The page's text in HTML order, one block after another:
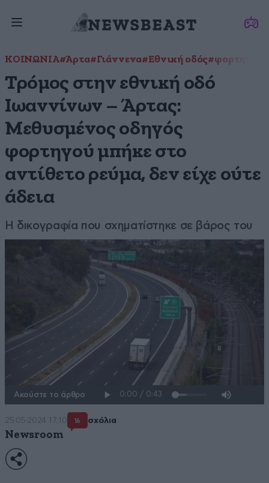
ΚΟΙΝΩΝΙΑ#Άρτα#Γιάννενα#Εθνική οδός#φορτηγό
Τρόμος στην εθνική οδό
Ιωαννίνων – Άρτας:
Μεθυσμένος οδηγός
φορτηγού μπήκε στο
αντίθετο ρεύμα, δεν είχε ούτε
άδεια
Η δικογραφία που σχηματίστηκε σε βάρος του
Ακούστε το άρθρο
25·05·2024 17:10 16 σχόλια
Newsroom